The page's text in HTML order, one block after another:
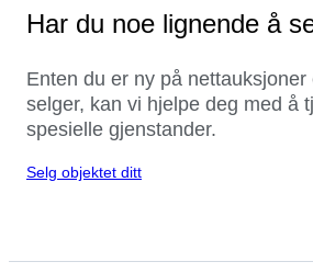
Har du noe lignende å
Enten du er ny på
selger, kan vi hjelpe deg med å
spesielle gjenstander.
Selg objektet ditt